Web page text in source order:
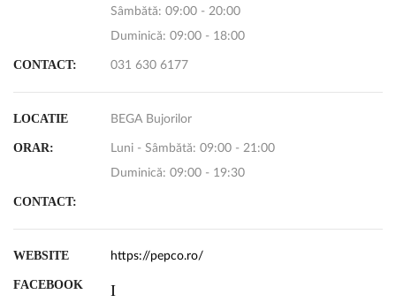
Sâmbătă: 09:00 - 20:00
Duminică: 09:00 - 18:00
CONTACT: 031 630 6177
LOCATIE BEGA Bujorilor
ORAR:
Luni - Sâmbătă: 09:00 - 21:00
Duminică: 09:00 - 19:30
CONTACT:
WEBSITE https://pepco.ro/
FACEBOOK